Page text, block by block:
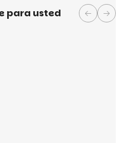
para usted